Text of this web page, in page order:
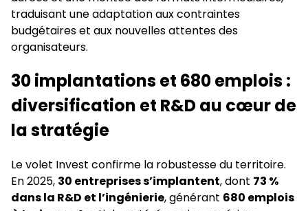
traduisant une adaptation aux contraintes
budgétaires et aux nouvelles attentes des
organisateurs.
30 implantations et 680 emplois :
diversification et R&D au cœur de
la stratégie
Le volet Invest confirme la robustesse du territoire.
En 2025, 30 entreprises s’implantent, dont 73 %
dans la R&D et l’ingénierie, générant 680 emplois